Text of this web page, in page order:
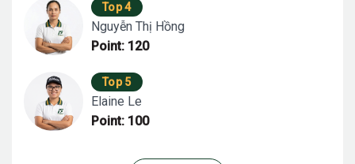
Top 4
Nguyễn Thị Hồng
Point: 120
Top 5
Elaine Le
Point: 100